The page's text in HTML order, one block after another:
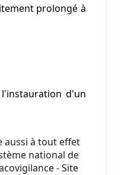
prolongé à
d'un
aussi à tout effet
national de
- Site